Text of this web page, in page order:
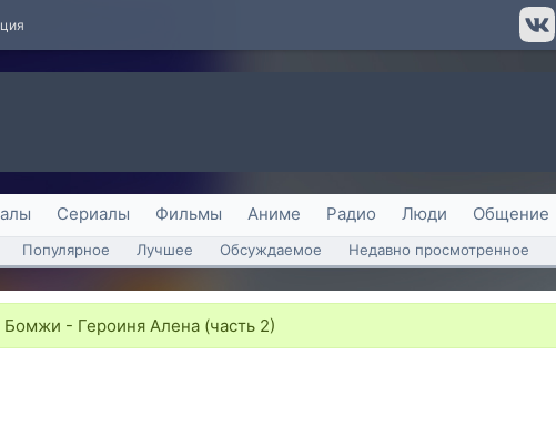
Сериалы Фильмы Аниме Радио Люди Общение
Популярное Лучшее Обсуждаемое Недавно просмотренное
- Героиня Алена (часть 2)